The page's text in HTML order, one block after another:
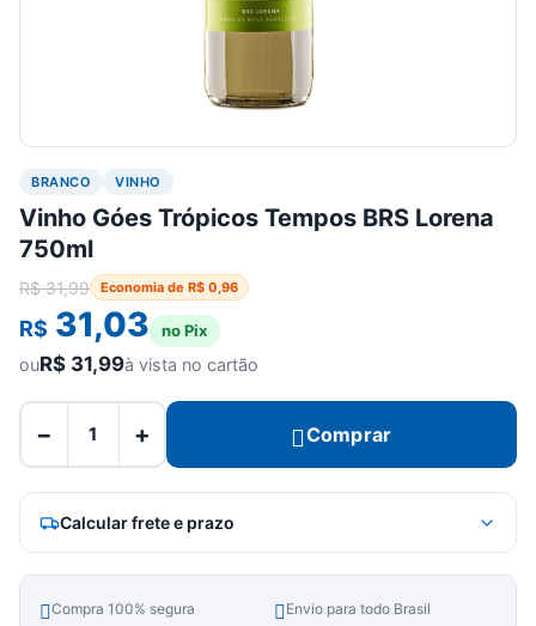
BRANCO VINHO
Vinho Góes Trópicos Tempos BRS Lorena
750ml
R$31,99 Economia de R$ 0,96
R$ 31,03 no Pix
ouR$ 31,99à vista no cartão
− + Comprar
Calcular frete e prazo
Compra 100% segura Envio para todo Brasil